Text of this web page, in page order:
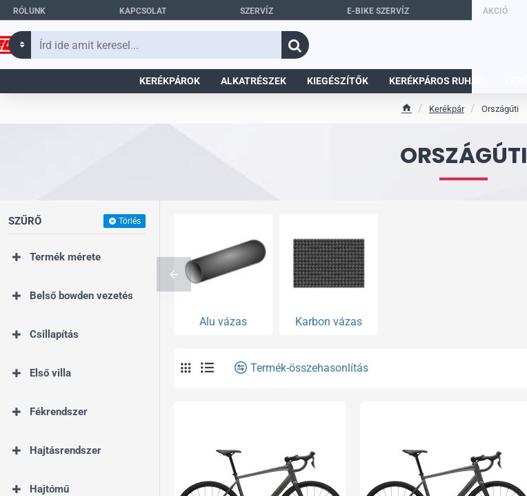
RÓLUNK KAPCSOLAT SZERVÍZ E-BIKE SZERVÍZ AKCIÓ
Írd
KERÉKPÁROK ALKATRÉSZEK KIEGÉSZÍTŐK KERÉKPÁROS RUHÁK
ORSZÁGÚTI
e
Kerékpár Országúti
SZŰRŐ Törlés
Termék mérete
Belső bowden vezetés
Csillapítás
Első villa
Fékrendszer
Hajtásrendszer
Hajtómű
Alu vázas Karbon vázas
Termék-összehasonlítás